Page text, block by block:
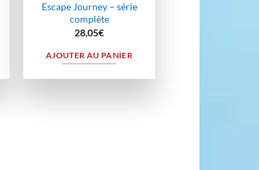
Escape Journey – série
complète
28,05€
AJOUTER AU PANIER